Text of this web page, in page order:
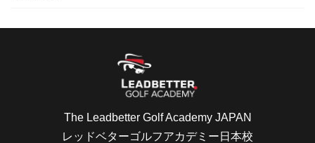
The Leadbetter Golf Academy JAPAN
レッドベターゴルフアカデミー日本校